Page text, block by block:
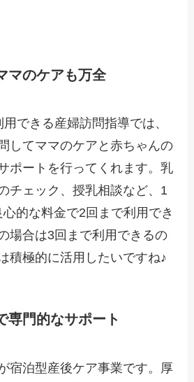
マのケアも万全
できる産婦訪問指導では、
してママのケアと赤ちゃんの
ポートを行ってくれます。乳
チェック、授乳相談など、1
的な料金で2回まで利用でき
場合は3回まで利用できるの
積極的に活用したいですね♪
専門的なサポート
宿泊型産後ケア事業です。厚